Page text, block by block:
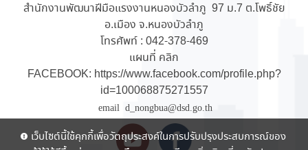
สำนักงานพัฒนาฝีมือแรงงานหนองบัวลำภู 97 ม.7 ต.โพธิ์ชัย
อ.เมือง จ.หนองบัวลำภู
โทรศัพท์ : 042-378-469
แผนที่ คลิก
FACEBOOK: https://www.facebook.com/profile.php?
id=100068875271557
email d_nongbua@dsd.go.th
เว็บไซต์นี้ใช้คุกกี้เพื่อวัตถุประสงค์ในการปรับปรุงประสบการณ์ของ